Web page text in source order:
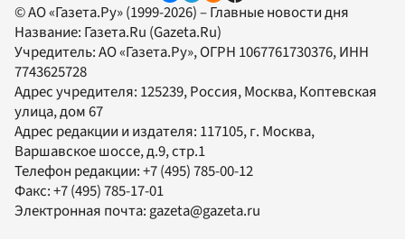
© АО «Газета.Ру» (1999-2026) – Главные новости дня
Название: Газета.Ru (Gazeta.Ru)
Учредитель:АО «Газета.Ру», ОГРН 1067761730376, ИНН
7743625728
Адрес учредителя: 125239, Россия, Москва, Коптевская
улица, дом 67
Адрес редакции и издателя: 117105, г. Москва,
Варшавское шоссе, д.9, стр.1
Телефон редакции:+7 (495) 785-00-12
Факс:+7 (495) 785-17-01
Электронная почта:gazeta@gazeta.ru